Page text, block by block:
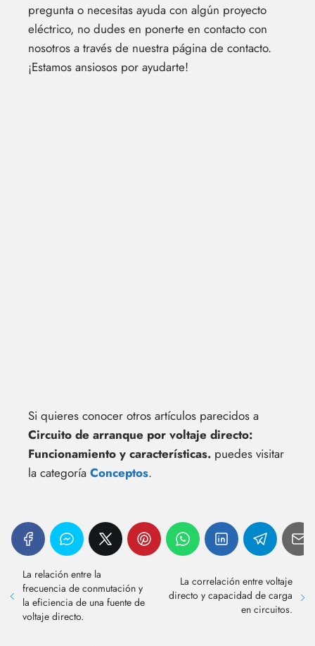
pregunta o necesitas ayuda con algún proyecto
eléctrico, no dudes en ponerte en contacto con
nosotros a través de nuestra página de contacto.
¡Estamos ansiosos por ayudarte!
Si quieres conocer otros artículos parecidos a
Circuito de arranque por voltaje directo:
Funcionamiento y características. puedes visitar
la categoría Conceptos.
La relación entre la
frecuencia de conmutación y
la eficiencia de una fuente de
voltaje directo.
La correlación entre voltaje
directo y capacidad de carga
en circuitos.